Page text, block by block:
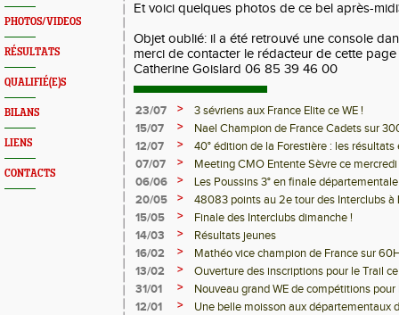
PHOTOS/VIDEOS
RÉSULTATS
QUALIFIÉ(E)S
BILANS
LIENS
CONTACTS
Et voici quelques photos de ce bel après-
Objet oublié: il a été retrouvé une console
merci de contacter le rédacteur de cette page
Catherine Goislard 06 85 39 46 00
23/07 >
3 sévriens aux France Elite ce WE !
15/07
>
Nael Champion de France Cadets sur
12/07
>
40° édition de la Forestière : les résultats
07/07
>
Meeting CMO Entente Sèvre ce
06/06
>
Les Poussins 3° en finale départementale
20/05
>
48083 points au 2e tour des Interclubs à
15/05
>
Finale des Interclubs dimanche !
14/03
>
Résultats jeunes
16/02
>
Mathéo vice champion de France sur
13/02
>
Ouverture des inscriptions pour le Trail
31/01
>
Nouveau grand WE de compétitions
12/01
>
Une belle moisson aux départementaux